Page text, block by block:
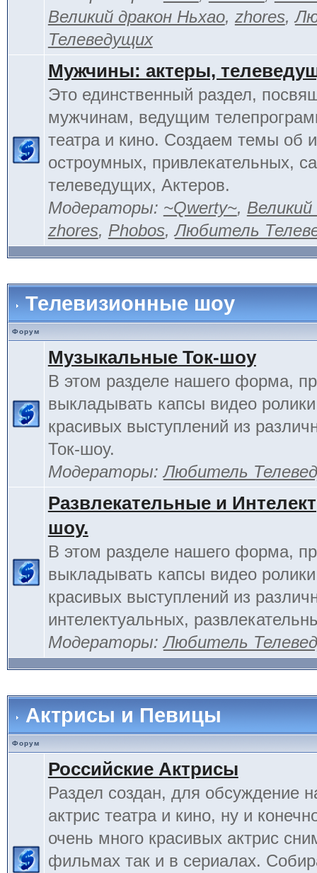
Великий дракон Ньхао, zhores,
Телеведущих
Мужчины: актеры,
Это единственный раздел,
мужчинам, ведущим
театра и кино. Создаем темы об
остроумных, привлекательных,
телеведущих, Актеров.
Модераторы: ~Qwerty~, Великий
zhores, Phobos,Любитель
Телевизионные шоу
Форум
Музыкальные Ток-шоу
В этом разделе нашего форма,
выкладывать капсы видео
красивых выступлений из
Ток-шоу.
Модераторы:Любитель
Развлекательные и
шоу.
В этом разделе нашего форма,
выкладывать капсы видео
красивых выступлений из
интелектуальных,
Модераторы:Любитель
Актрисы и Певицы
Форум
Российские Актрисы
Раздел создан, для обсуждение
актрис театра и кино, ну и
очень много красивых актрис
фильмах так и в сериалах.